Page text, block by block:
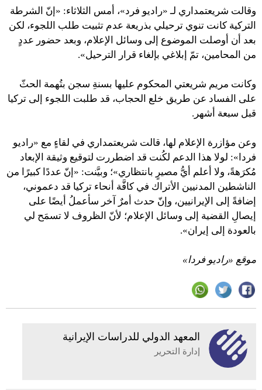
وقالت شريعتمداري لـ «راديو فرد»، أمس الثلاثاء: «إنّ الشرطة
التركية كانت تنوي ترحيلي بذريعة عدم تثبيت طلب اللجوء، لكن
بعد أن أوصلت الموضوع إلى وسائل الإعلام، وبعد حضور عددٍ
من المحامين، تمّ إبلاغي بإلغاء قرار الترحيل».
وكانت مريم شريعتي المحكوم عليها بسنةِ سجن بتُهمة الحثّ
على الفساد عن طريق خلع الحجاب، قد طلبت اللجوء إلى تركيا
قبل سبعة أشهر.
وعن مؤازرة الإعلام لها، قالت شريعتمداري في لقاءٍ مع «راديو
فردا»: لولا هذا الدعم لكُنت قد اضطررت لتوقيع وثيقة الإبعاد
مُكرَهةً، ولا أعلم أيُّ مصيرٍ بانتظاري»؛ وبيَّنت: «إنّ عددًا كبيرًا من
الناشطين المدنيين الأتراك في كافَّة أنحاء تركيا قد دعموني،
إضافةً إلى الإيرانيين، وإنّ حدث أمرٌ آخر سأعملُ أيضًا على
إيصالِ القضية إلى وسائل الإعلام؛ لأنّ الظروف لا تسمَح لي
بالعودة إلى إيران».
موقع «راديو فردا»
المعهد الدولي للدراسات الإيرانية
إدارة التحرير